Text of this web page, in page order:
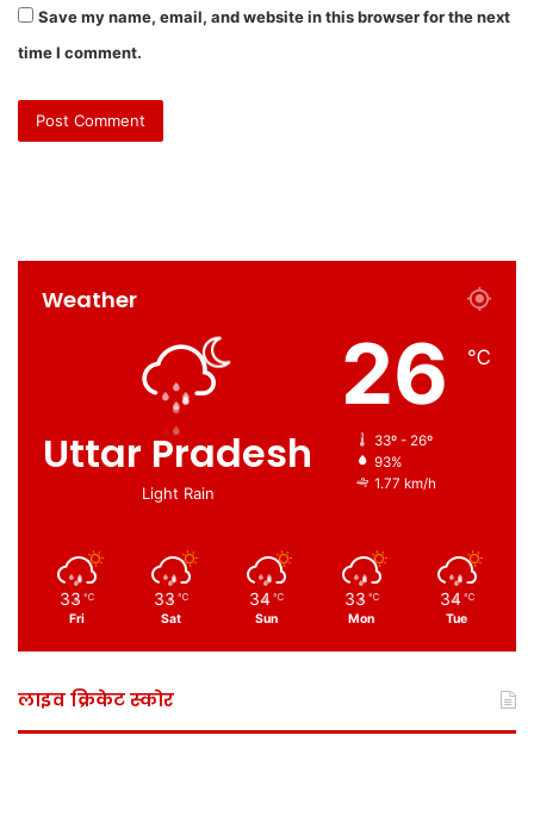
Save my name, email, and website in this browser for the next
time I comment.
Weather
Uttar Pradesh
Light Rain
26 ℃
33º - 26º
93%
1.77 km/h
33 ℃
Fri
33 ℃
Sat
34 ℃
Sun
33 ℃
Mon
34 ℃
Tue
लाइव क्रिकेट स्कोर